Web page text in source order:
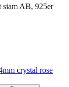
AB, 925er